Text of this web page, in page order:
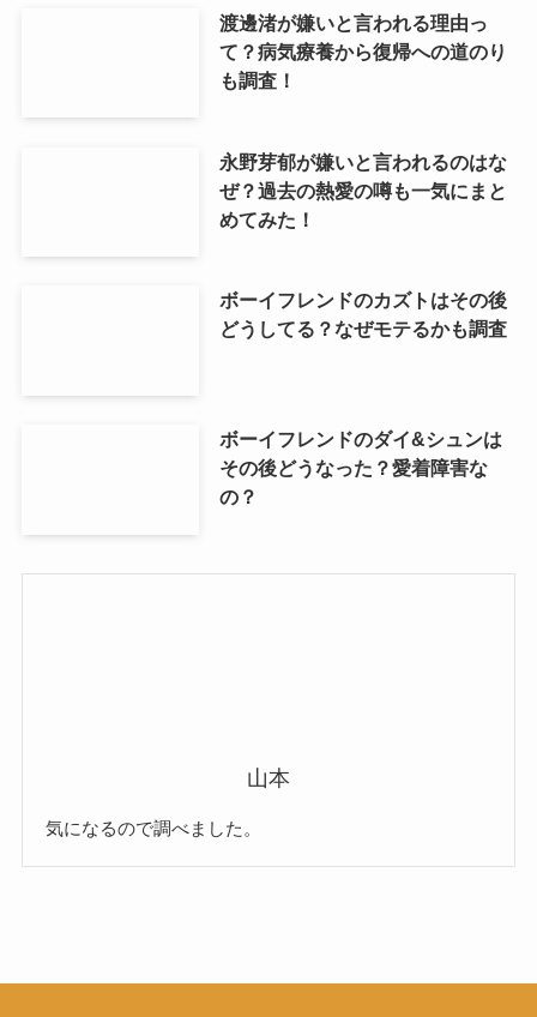
渡邊渚が嫌いと言われる理由っ
て？病気療養から復帰への道のり
も調査！
永野芽郁が嫌いと言われるのはな
ぜ？過去の熱愛の噂も一気にまと
めてみた！
ボーイフレンドのカズトはその後
どうしてる？なぜモテるかも調査
ボーイフレンドのダイ&シュンは
その後どうなった？愛着障害な
の？
山本
気になるので調べました。